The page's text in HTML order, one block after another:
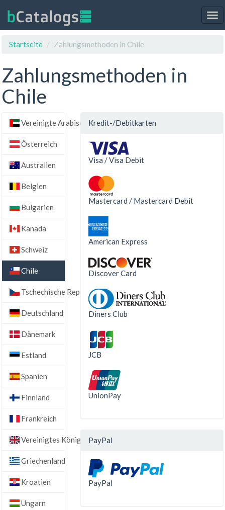
Startseite
Zahlungsmethoden in Chile
Zahlungsmethoden in
Chile
Vereinigte Arabische Emirate
Österreich
Australien
Belgien
Bulgarien
Kanada
Schweiz
Chile
Tschechische Republik
Deutschland
Dänemark
Estland
Spanien
Finnland
Frankreich
Vereinigtes Königreich
Griechenland
Kroatien
Ungarn
Kredit-/Debitkarten
Visa / Visa Debit
Mastercard / Mastercard Debit
American Express
Discover Card
Diners Club
JCB
UnionPay
PayPal
PayPal